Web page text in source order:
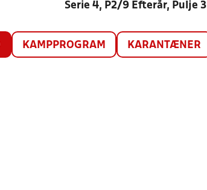
Serie 4, P2/9 Efterår, Pulje 3
KAMPPROGRAM KARANTÆNER